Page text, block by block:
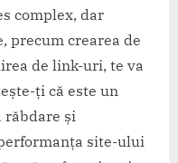
complex, dar
precum crearea de
de link-uri, te va
ți că este un
răbdare și
site-ului